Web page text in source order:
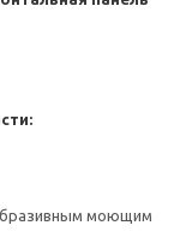
моющим